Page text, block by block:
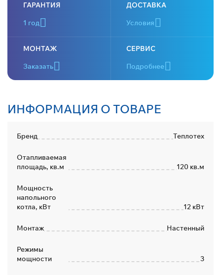
ГАРАНТИЯ
1 год
ДОСТАВКА
Условия
МОНТАЖ
Заказать
СЕРВИС
Подробнее
ИНФОРМАЦИЯ О ТОВАРЕ
Бренд Теплотех
Отапливаемая
площадь, кв.м
120 кв.м
Мощность
напольного
котла, кВт
12 кВт
Монтаж Настенный
Режимы
мощности
3